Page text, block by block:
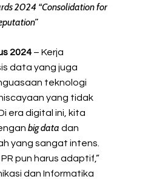
2024 “Consolidation for
2024 – Kerja
data yang juga
teknologi
yang tidak
era digital ini, kita
big data dan
yang sangat intens.
pun harus adaptif,”
dan Informatika